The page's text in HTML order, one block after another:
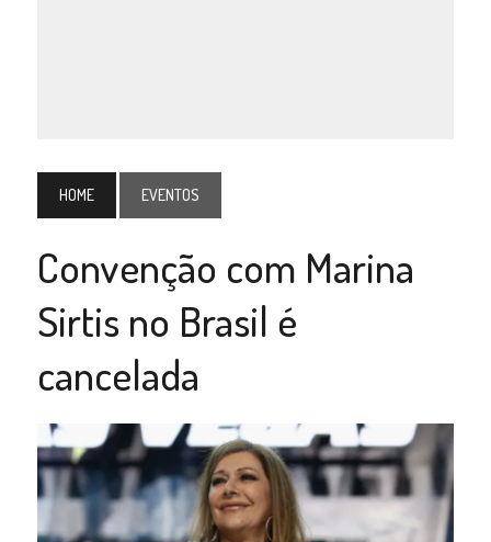
HOME EVENTOS
Convenção com Marina
Sirtis no Brasil é
cancelada